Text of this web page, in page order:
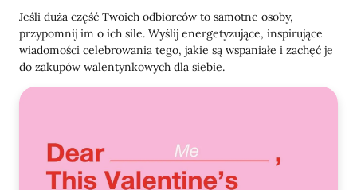
Jeśli duża część Twoich odbiorców to samotne osoby,
przypomnij im o ich sile. Wyślij energetyzujące, inspirujące
wiadomości celebrowania tego, jakie są wspaniałe i zachęć je
do zakupów walentynkowych dla siebie.